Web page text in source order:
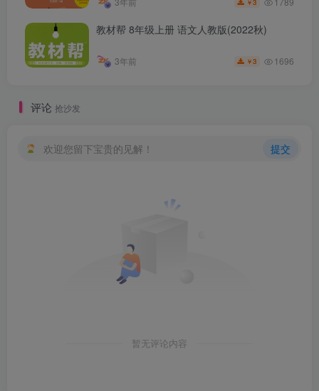
￥3
教材帮 8年级上册 语文人教版(2022秋)
3年前 ￥3 1696
评论 抢沙发
欢迎您留下宝贵的见解！ 提交
暂无评论内容